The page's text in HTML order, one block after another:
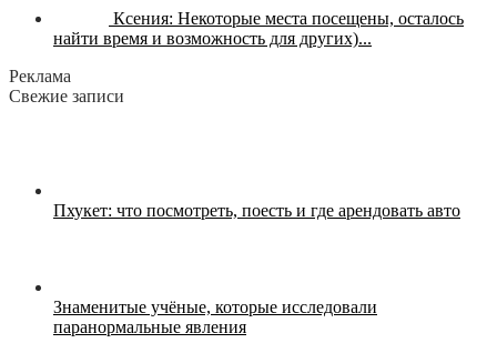
Ксения: Некоторые места посещены, осталось
найти время и возможность для других)...
Реклама
Свежие записи
Пхукет: что посмотреть, поесть и где арендовать авто
Знаменитые учёные, которые исследовали
паранормальные явления